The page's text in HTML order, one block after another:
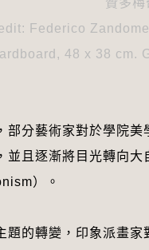
贊多梅
Federico
48 x 38 cm.
部分藝術家對於學院
並且逐漸將目光轉向
）。
題的轉變，印象派畫